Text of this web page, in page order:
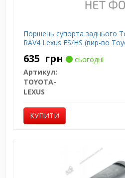
Поршень супорта заднього
RAV4 Lexus ES/HS (вир-во
635 грн
сьогодні
Артикул:
TOYOTA-
LEXUS
КУПИТИ